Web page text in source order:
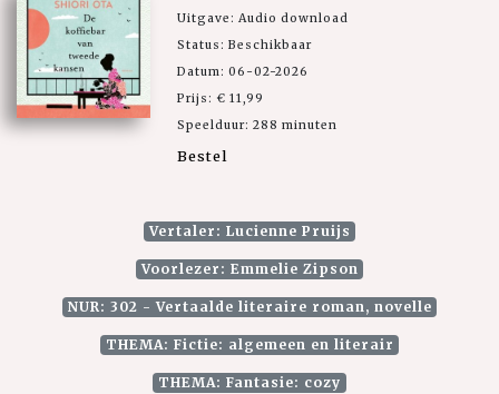
Uitgave: Audio download
Status: Beschikbaar
Datum: 06-02-2026
Prijs: € 11,99
Speelduur: 288 minuten
Bestel
Vertaler: Lucienne Pruijs
Voorlezer: Emmelie Zipson
NUR: 302 - Vertaalde literaire roman, novelle
THEMA: Fictie: algemeen en literair
THEMA: Fantasie: cozy